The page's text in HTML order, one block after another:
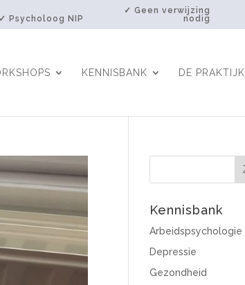
✓ Psycholoog NIP
✓ Geen verwijzing
nodig
KENNISBANK DE PRAKTIJK
Kennisbank
Arbeidspsychologie
Depressie
Gezondheid